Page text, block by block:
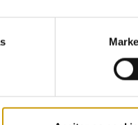
ao abrigo do disposto
ao pagamento voluntário
e notificada a visada da